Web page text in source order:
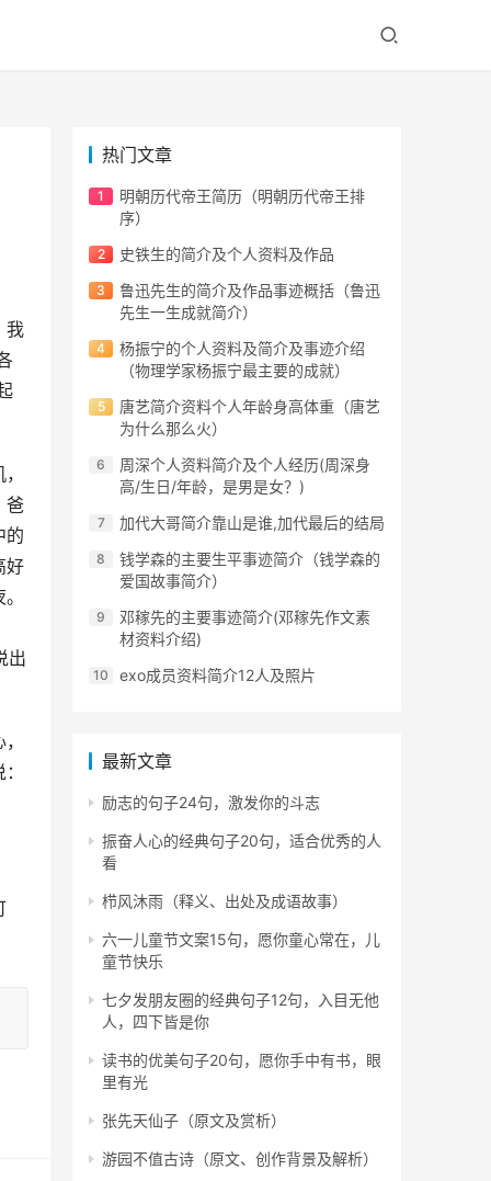
我
爸
的
好
出
热门文章
明朝历代帝王简历（明朝历代帝王排
序）
史铁生的简介及个人资料及作品
鲁迅先生的简介及作品事迹概括（鲁迅
先生一生成就简介）
杨振宁的个人资料及简介及事迹介绍
（物理学家杨振宁最主要的成就）
唐艺简介资料个人年龄身高体重（唐艺
为什么那么火）
周深个人资料简介及个人经历(周深身
高/生日/年龄，是男是女？)
加代大哥简介靠山是谁,加代最后的结局
钱学森的主要生平事迹简介（钱学森的
爱国故事简介）
邓稼先的主要事迹简介(邓稼先作文素
材资料介绍)
exo成员资料简介12人及照片
最新文章
励志的句子24句，激发你的斗志
振奋人心的经典句子20句，适合优秀的人
看
栉风沐雨（释义、出处及成语故事）
六一儿童节文案15句，愿你童心常在，儿
童节快乐
七夕发朋友圈的经典句子12句，入目无他
人，四下皆是你
读书的优美句子20句，愿你手中有书，眼
里有光
张先天仙子（原文及赏析）
游园不值古诗（原文、创作背景及解析）